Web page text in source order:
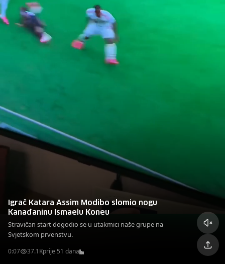
Igrač Katara Assim Modibo slomio nogu
Kanađaninu Ismaelu Koneu
Stravičan start dogodio se u utakmici naše grupe na
Svjetskom prvenstvu.
0:07 37.1Kprije 51 dana